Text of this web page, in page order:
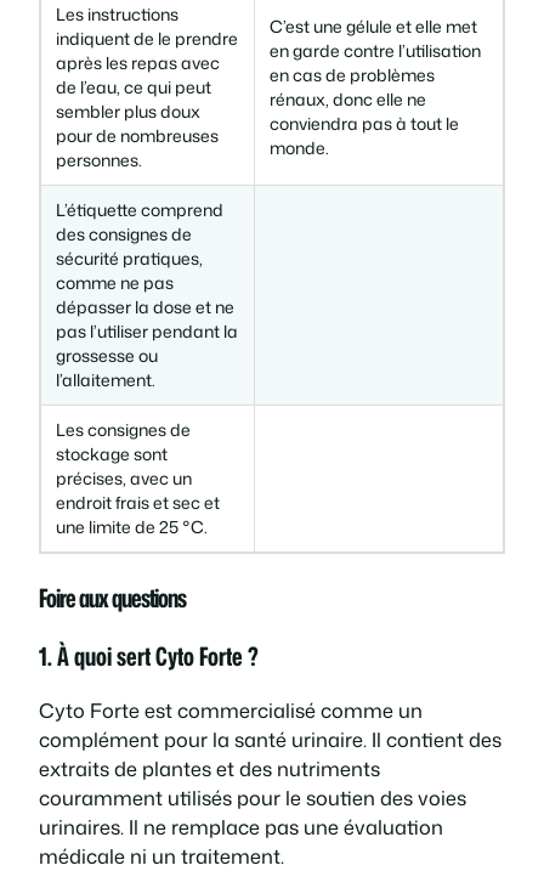
Les instructions
indiquent de le prendre
après les repas avec
de l’eau, ce qui peut
sembler plus doux
pour de nombreuses
personnes.
C’est une gélule et elle met
en garde contre l’utilisation
en cas de problèmes
rénaux, donc elle ne
conviendra pas à tout le
monde.
L’étiquette comprend
des consignes de
sécurité pratiques,
comme ne pas
dépasser la dose et ne
pas l’utiliser pendant la
grossesse ou
l’allaitement.
Les consignes de
stockage sont
précises, avec un
endroit frais et sec et
une limite de 25 °C.
Foire aux questions
1. À quoi sert Cyto Forte ?
Cyto Forte est commercialisé comme un
complément pour la santé urinaire. Il contient des
extraits de plantes et des nutriments
couramment utilisés pour le soutien des voies
urinaires. Il ne remplace pas une évaluation
médicale ni un traitement.